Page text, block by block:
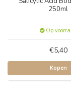
250ml
Op
€5,40
Kopen